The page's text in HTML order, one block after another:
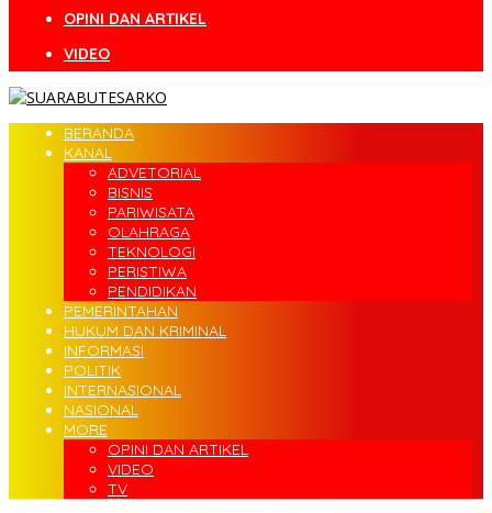
OPINI DAN ARTIKEL
VIDEO
BERANDA
KANAL
ADVETORIAL
BISNIS
PARIWISATA
OLAHRAGA
TEKNOLOGI
PERISTIWA
PENDIDIKAN
PEMERINTAHAN
HUKUM DAN KRIMINAL
INFORMASI
POLITIK
INTERNASIONAL
NASIONAL
MORE
OPINI DAN ARTIKEL
VIDEO
TV